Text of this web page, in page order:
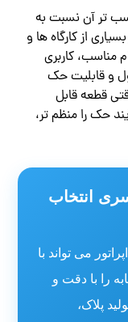
تر آن نسبت به
از کارگاه ها و
مناسب، کاربری
و قابلیت حک
قطعه قابل
حک را منظم تر،
انتخاب
می تواند با
را با دقت و
پلاک،